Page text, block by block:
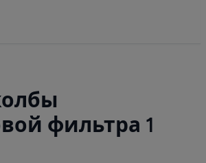
фильтра 1